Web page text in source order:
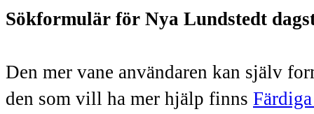
Sökformulär för Nya Lundstedt
Den mer vane användaren kan själv
den som vill ha mer hjälp finns